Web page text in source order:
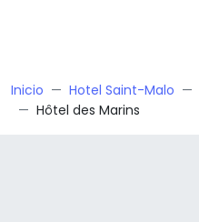
Inicio Hotel Saint-Malo
Hôtel des Marins